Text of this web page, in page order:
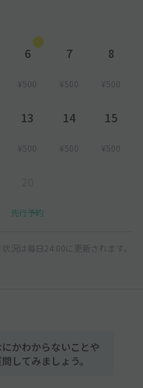
6
¥500
7
¥500
8
¥500
13
¥500
14
¥500
15
¥500
先行予約
況は毎日24:00に更新されます。
かわからないことや
してみましょう。